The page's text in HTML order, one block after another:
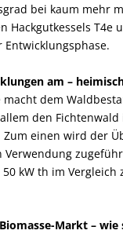
bei kaum mehr
Hackgutkessels T4e
am –
macht dem
den
einen wird der
Verwendung
kW th im
Markt –